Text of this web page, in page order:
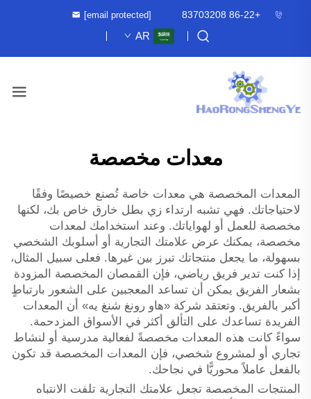
+86-22 83703208
[email protected]
AR
معدات مخصصة
المعدات المخصصة هي معدات خاصة تُصنع خصيصًا وفقًا
لاحتياجاتك. فهي تشبه ارتداء زي بطل خارق خاص بك، لكنها
مخصصة للعمل أو لهواياتك. وعند استخدامك لمعدات
مخصصة، يمكنك عرض علامتك التجارية أو أسلوبك الشخصي
بسهولة، ما يجعل منتجاتك تبرز بين غيرها. فعلى سبيل المثال،
إذا كنت تدير فريق رياضي، فإن القمصان المخصصة المزودة
بشعار الفريق يمكن أن تساعد المعجبين على الشعور بارتباطٍ
أكبر بالفريق. وتعتقد شركة «هاو رونغ شنغ يه» أن المعدات
الفريدة تساعدك على التألق أكثر في الأسواق المزدحمة.
سواءً كانت هذه المعدات مخصصةً لفعالية مدرسية أو لنشاط
تجاري أو لمشروع شخصي، فإن المعدات المخصصة قد تكون
بالفعل عاملاً محوريًّا في نجاحك.
المنتجات المخصصة تجعل علامتك التجارية تلفت الانتباه